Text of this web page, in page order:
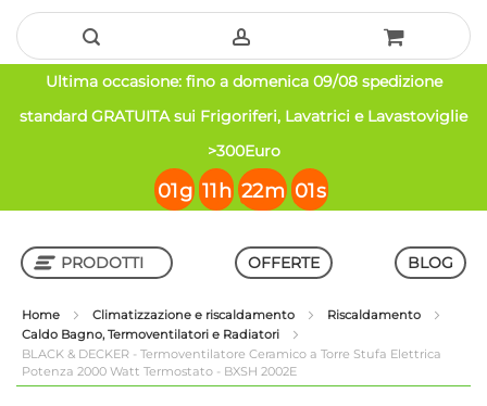
Salta
al
Ultima occasione: fino a domenica 09/08 spedizione
standard GRATUITA sui Frigoriferi, Lavatrici e Lavastoviglie
>300Euro
01g 11h 22m 01s
PRODOTTI
Shop in Shop
OFFERTE BLOG
Home Climatizzazione e riscaldamento
Riscaldamento
Caldo Bagno, Termoventilatori e Radiatori
BLACK & DECKER - Termoventilatore Ceramico a Torre Stufa Elettrica
Potenza 2000 Watt Termostato - BXSH 2002E